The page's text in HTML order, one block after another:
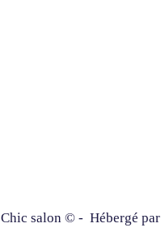
Chic salon © - Hébergé par